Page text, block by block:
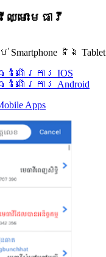
ះមេធាវី
និង Tablet
ើរការ IOS
ើរការ Android
Apps